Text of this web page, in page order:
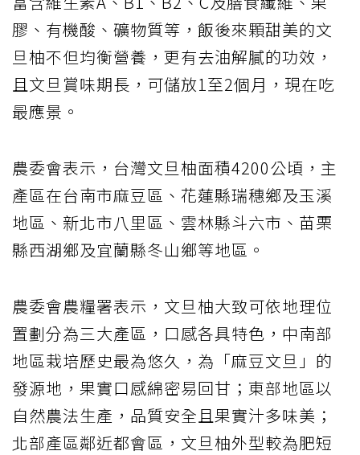
膠、有機酸、礦物質等，飯後來顆甜美的文
旦柚不但均衡營養，更有去油解膩的功效，
且文旦賞味期長，可儲放1至2個月，現在吃
最應景。
農委會表示，台灣文旦柚面積4200公頃，主
產區在台南市麻豆區、花蓮縣瑞穗鄉及玉溪
地區、新北市八里區、雲林縣斗六市、苗栗
縣西湖鄉及宜蘭縣冬山鄉等地區。
農委會農糧署表示，文旦柚大致可依地理位
置劃分為三大產區，口感各具特色，中南部
地區栽培歷史最為悠久，為「麻豆文旦」的
發源地，果實口感綿密易回甘；東部地區以
自然農法生產，品質安全且果實汁多味美；
北部產區鄰近都會區，文旦柚外型較為肥短